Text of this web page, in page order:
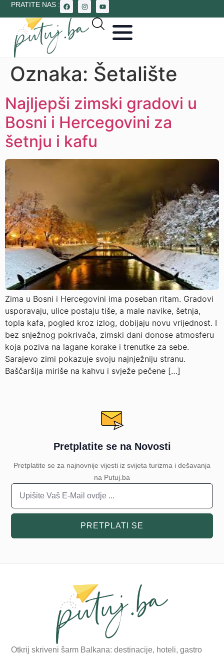
PRATITE NAS :
Oznaka: Šetalište
Najljepši zimski gradovi u
Bosni i Hercegovini za
šetnju i kafu
Zima u Bosni i Hercegovini ima poseban ritam. Gradovi
usporavaju, ulice postaju tiše, a male navike, šetnja,
topla kafa, pogled kroz izlog, dobijaju novu vrijednost. I
bez snježnog pokrivača, zimski dani donose atmosferu
koja poziva na lagane korake i trenutke za sebe.
Sarajevo zimi pokazuje svoju najnježniju stranu.
Baščaršija miriše na kahvu i svježe pečene […]
Pretplatite se na Novosti
Pretplatite se za najnovnije vijesti iz svijeta turizma i dešavanja
na Putuj.ba
PRETPLATI SE
Otkrij skriveni šarm Balkana: destinacije, hoteli, gastro